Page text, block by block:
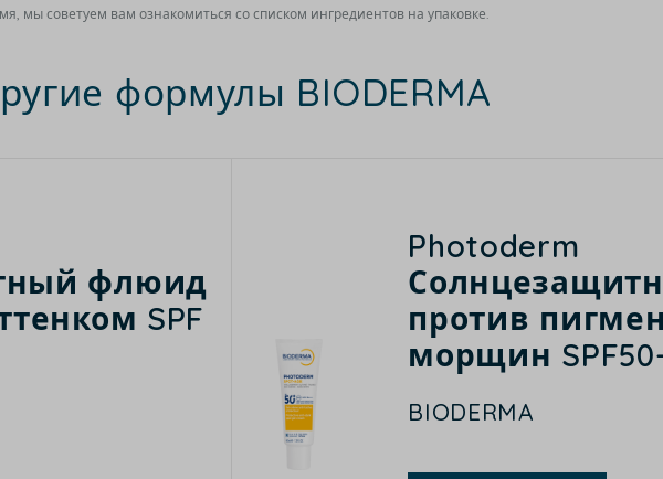
мы советуем вам ознакомиться со списком ингредиентов на упаковке.
формулы BIODERMA
флюид
SPF
Photoderm
против
морщин
BIODERMA